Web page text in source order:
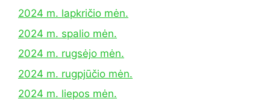
2024 m. lapkričio mėn.
2024 m. spalio mėn.
2024 m. rugsėjo mėn.
2024 m. rugpjūčio mėn.
2024 m. liepos mėn.